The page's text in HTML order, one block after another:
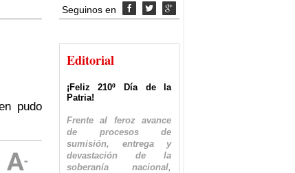
pudo
Seguinos en   
Editorial
¡Feliz 210º Día de la
Patria!
Frente al feroz avance
de procesos de
sumisión, entrega y
devastación de la
soberanía nacional,